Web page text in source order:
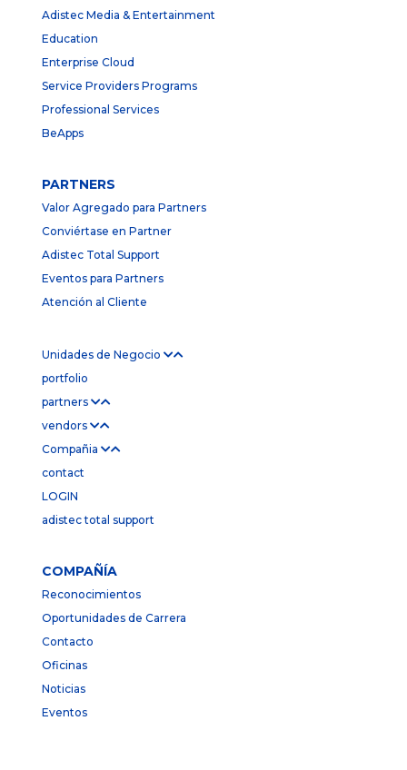
Adistec Media & Entertainment
Education
Enterprise Cloud
Service Providers Programs
Professional Services
BeApps
PARTNERS
Valor Agregado para Partners
Conviértase en Partner
Adistec Total Support
Eventos para Partners
Atención al Cliente
Unidades de Negocio
portfolio
partners
vendors
Compañia
contact
LOGIN
adistec total support
COMPAÑÍA
Reconocimientos
Oportunidades de Carrera
Contacto
Oficinas
Noticias
Eventos